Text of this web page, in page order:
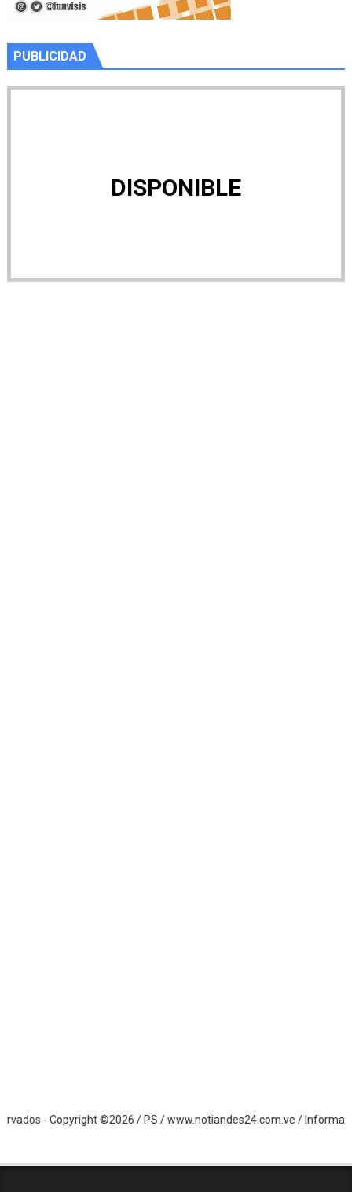
PUBLICIDAD
DISPONIBLE
- Copyright ©2026 / PS / www.notiandes24.com.ve / Información de